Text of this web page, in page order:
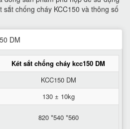
chống cháy KCC150 và thông số
Két sắt chống cháy kcc150 DM
KCC150 DM
130 ± 10kg
820 *540 *560